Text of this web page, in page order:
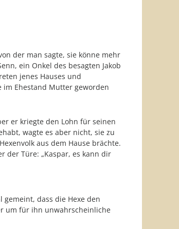
der man sagte, sie könne mehr
ein Onkel des besagten Jakob
jenes Hauses und
Ehestand Mutter geworden
er kriegte den Lohn für seinen
wagte es aber nicht, sie zu
aus dem Hause brächte.
der Türe: „Kaspar, es kann dir
gemeint, dass die Hexe den
um für ihn unwahrscheinliche